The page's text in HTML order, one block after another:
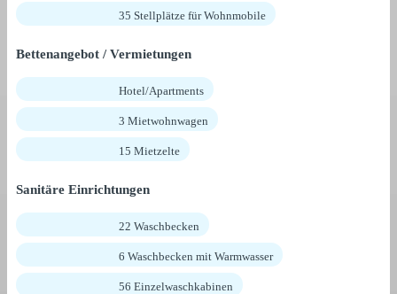
35 Stellplätze für Wohnmobile
Bettenangebot / Vermietungen
Hotel/Apartments
3 Mietwohnwagen
15 Mietzelte
Sanitäre Einrichtungen
22 Waschbecken
6 Waschbecken mit Warmwasser
56 Einzelwaschkabinen